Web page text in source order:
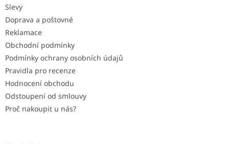
Slevy
Doprava a poštovné
Reklamace
Obchodní podmínky
Podmínky ochrany osobních údajů
Pravidla pro recenze
Hodnocení obchodu
Odstoupení od smlouvy
Proč nakoupit u nás?